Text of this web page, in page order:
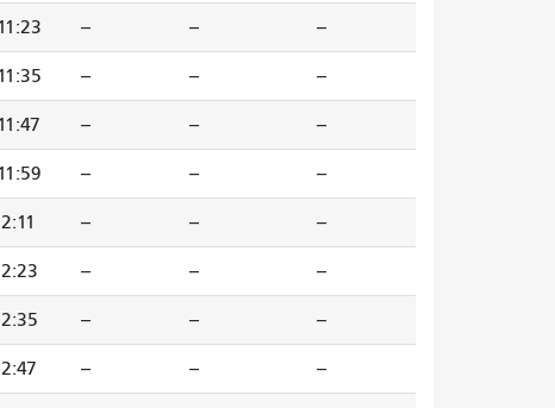
-- -- --
-- -- --
-- -- --
-- -- --
-- -- --
-- -- --
-- -- --
-- -- --